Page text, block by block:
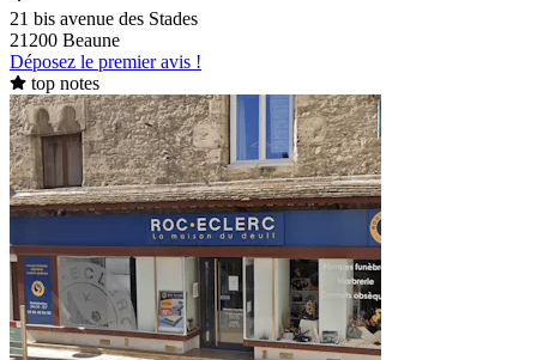
21 bis avenue des Stades
21200 Beaune
Déposez le premier avis !
top notes